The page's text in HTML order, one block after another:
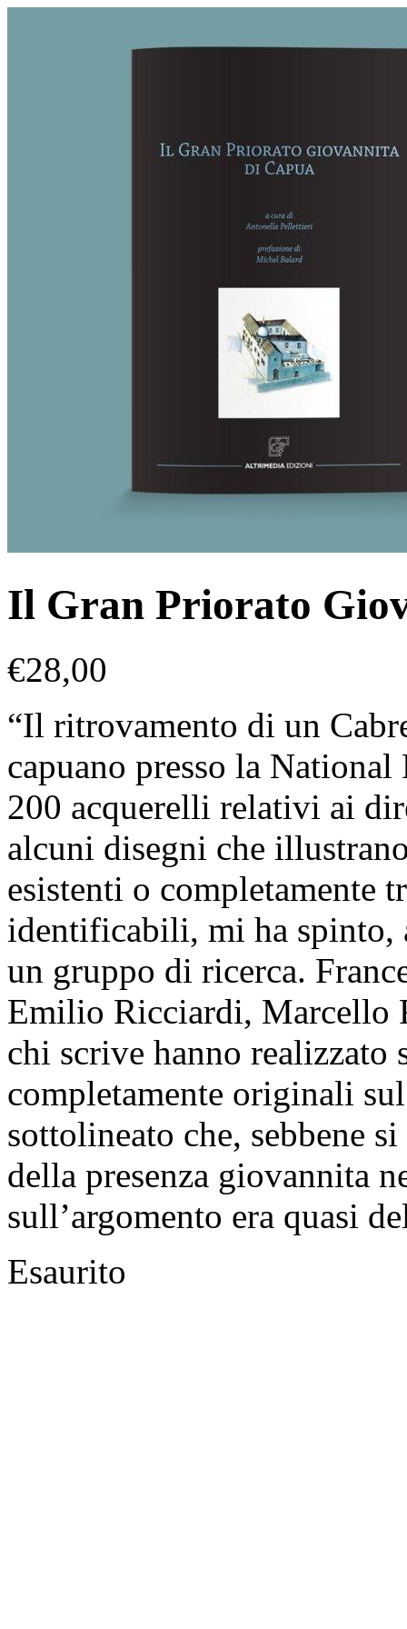
Il Gran Priorato
€28,00
“Il ritrovamento di un
capuano presso la
200 acquerelli relativi ai
alcuni disegni che
esistenti o completamente
identificabili, mi ha spinto,
un gruppo di ricerca.
Emilio Ricciardi, Marcello
chi scrive hanno
completamente originali
sottolineato che, sebbene
della presenza giovannita
sull’argomento era quasi
Esaurito